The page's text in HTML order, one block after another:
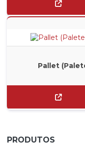
PRODUTOS
Pallet